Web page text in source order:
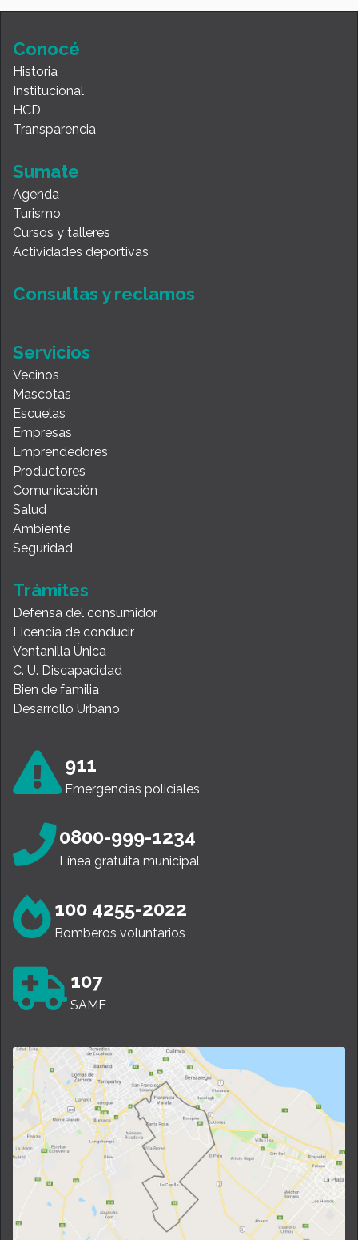
Conocé
Historia
Institucional
HCD
Transparencia
Sumate
Agenda
Turismo
Cursos y talleres
Actividades deportivas
Consultas y reclamos
Servicios
Vecinos
Mascotas
Escuelas
Empresas
Emprendedores
Productores
Comunicación
Salud
Ambiente
Seguridad
Trámites
Defensa del consumidor
Licencia de conducir
Ventanilla Única
C. U. Discapacidad
Bien de familia
Desarrollo Urbano
911
Emergencias policiales
0800-999-1234
Línea gratuita municipal
100 4255-2022
Bomberos voluntarios
107
SAME